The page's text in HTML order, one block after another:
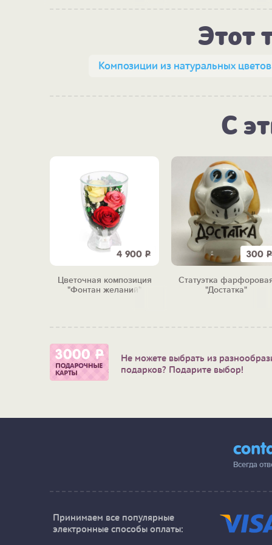
Этот
Композиции из натуральных цветов
С
4 900 Р
Цветочная композиция
"Фонтан желаний"
300 Р
Статуэтка
"Достатка"
Не можете выбрать из
подарков? Подарите выбор!
Всегда
Принимаем все популярные
электронные способы оплаты: